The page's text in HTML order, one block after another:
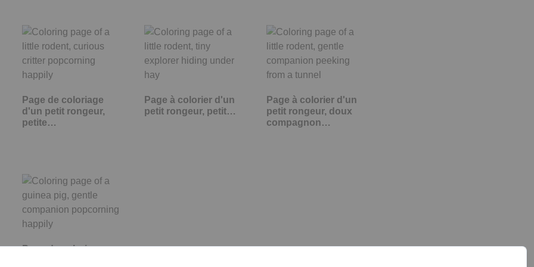
Page de coloriage
d'un petit rongeur,
petite…
Page à colorier d'un
petit rongeur, petit…
Page à colorier d'un
petit rongeur, doux
compagnon…
Page de coloriage